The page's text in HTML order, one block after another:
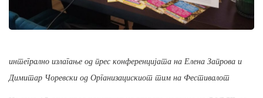
интегрално излагање од прес конференцијата на Елена Запрова и
Димитар Чоревски од Организацискиот тим на Фестивалот